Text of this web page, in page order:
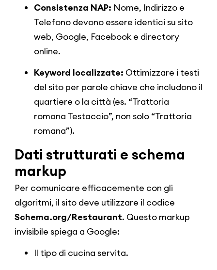
Consistenza NAP: Nome, Indirizzo e
Telefono devono essere identici su sito
web, Google, Facebook e directory
online.
Keyword localizzate: Ottimizzare i testi
del sito per parole chiave che includono il
quartiere o la città (es. “Trattoria
romana Testaccio”, non solo “Trattoria
romana”).
Dati strutturati e schema
markup
Per comunicare efficacemente con gli
algoritmi, il sito deve utilizzare il codice
Schema.org/Restaurant. Questo markup
invisibile spiega a Google:
Il tipo di cucina servita.